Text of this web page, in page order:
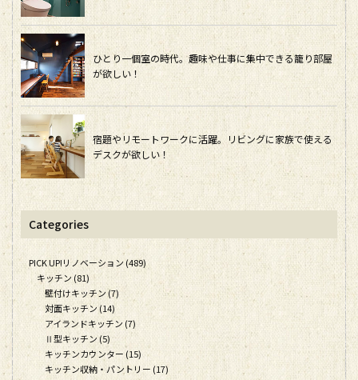
ひとり一個室の時代。趣味や仕事に集中できる籠り部屋
が欲しい！
宿題やリモートワークに活躍。リビングに家族で使える
デスクが欲しい！
Categories
PICK UP!リノベーション (489)
キッチン (81)
壁付けキッチン (7)
対面キッチン (14)
アイランドキッチン (7)
Ⅱ型キッチン (5)
キッチンカウンター (15)
キッチン収納・パントリー (17)